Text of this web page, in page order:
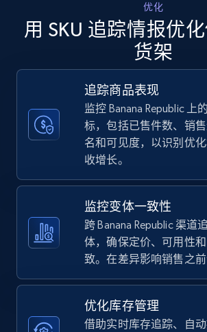
URL, Final price, Sku, Currency, Gtin,
Specifications, Image urls, Top
more.
TikTok Shop
URL, Title, Available, Description,
price, Final price, Discount percent,
5.4K+ 668+
TikTok Shop - category
URL, Title, Available, Description,
price, Final price, Discount percent,
优化
用 SKU 追踪情报优
货架
追踪商品表现
监控 Banana Republic 上
标，包括已售件数、销
名和可见度，以识别优
收增长。
监控变体一致性
跨 Banana Republic 渠道
体，确保定价、可用性
致。在差异影响销售之前
优化库存管理
借助实时库存追踪、自